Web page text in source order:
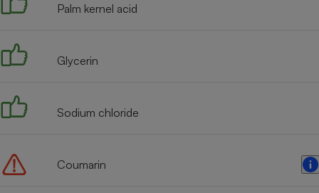
Palm kernel acid
Glycerin
Sodium chloride
Coumarin